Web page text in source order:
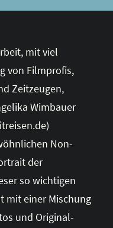
mit viel
von Filmprofis,
Zeitzeugen,
Wimbauer
Non-
der
so wichtigen
mit einer Mischung
und Original-